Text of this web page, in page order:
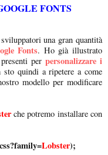
FONTS
una gran quantità
Fonts. Ho già illustrato
per personalizzare i
quindi a ripetere a come
modello per modificare
che potremo installare con
Lobster);